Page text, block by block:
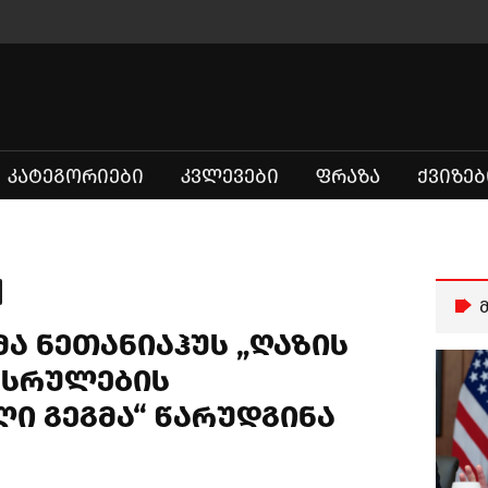
ᲙᲐᲢᲔᲒᲝᲠᲘᲔᲑᲘ ᲙᲕᲚᲔᲕᲔᲑᲘ ᲤᲠᲐᲖᲐ
ნეთანიაჰუს „ღაზის
გეგმა“ წარუდგინა